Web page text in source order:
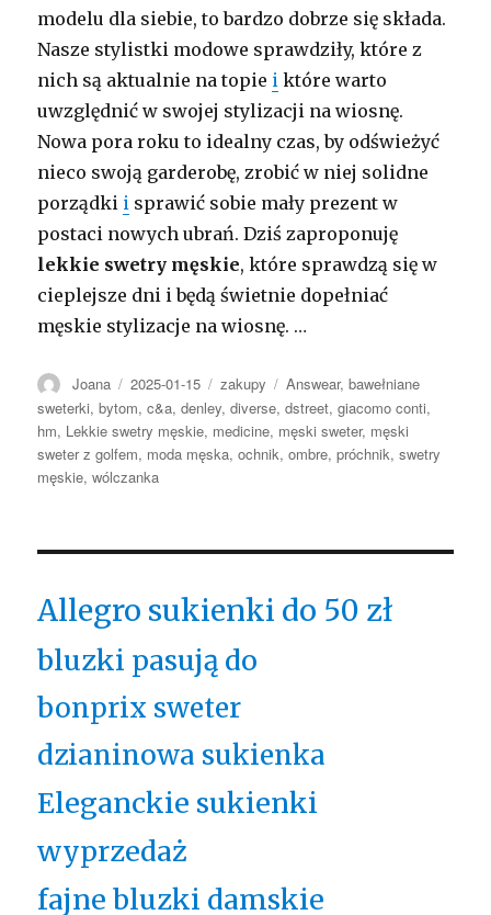
modelu dla siebie, to bardzo dobrze się składa.
Nasze stylistki modowe sprawdziły, które z
nich są aktualnie na topie i które warto
uwzględnić w swojej stylizacji na wiosnę.
Nowa pora roku to idealny czas, by odświeżyć
nieco swoją garderobę, zrobić w niej solidne
porządki i sprawić sobie mały prezent w
postaci nowych ubrań. Dziś zaproponuję
lekkie swetry męskie, które sprawdzą się w
cieplejsze dni i będą świetnie dopełniać
męskie stylizacje na wiosnę. …
Autor
Joana Opublikowano
2025-01-15 Kategorie
zakupy Tagi
Answear,bawełniane
sweterki,bytom,c&a,denley,diverse,dstreet,giacomo conti,
hm, Lekkie swetry męskie, medicine, męski sweter, męski
sweter z golfem, moda męska,ochnik,ombre,próchnik,swetry
męskie,wólczanka
Allegro sukienki do 50 zł
bluzki pasują do
bonprix sweter
dzianinowa sukienka
Eleganckie sukienki
wyprzedaż
fajne bluzki damskie